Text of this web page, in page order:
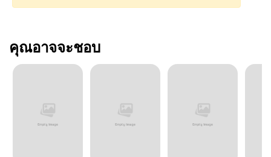
คุณอาจจะชอบ